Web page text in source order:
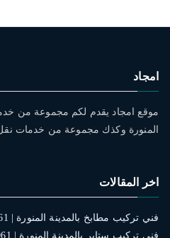
امجاد
موقع امجاد يقدم لكم مجموعة من
المنورة وكذك مجموعة من خدمات نقل
اخر المقالات
فني تركيب مطابخ بالمدينة المنورة | 0562694961 | فك وتركيب المطابخ
فني تركيب ستاير بالمدينة المنورة | 0562694961 | افضل نجار